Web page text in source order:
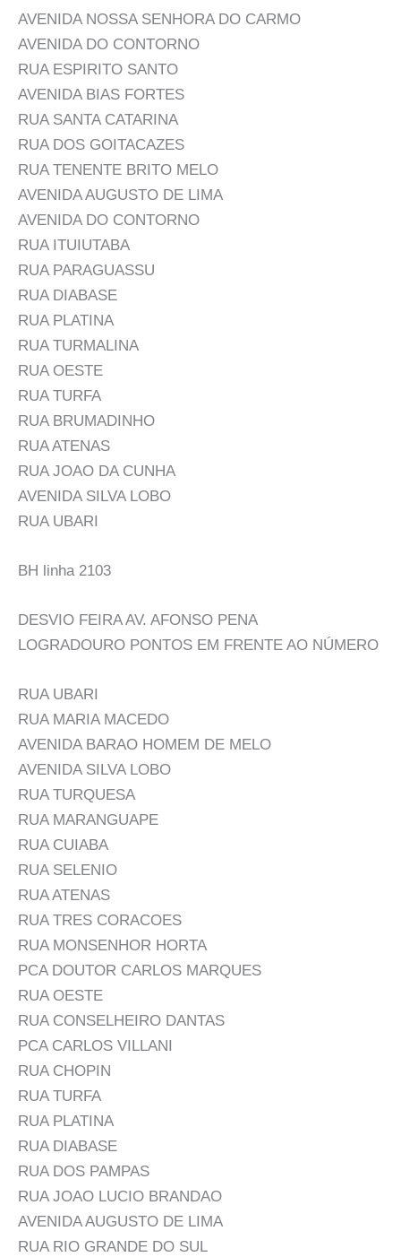
AVENIDA NOSSA SENHORA DO CARMO
AVENIDA DO CONTORNO
RUA ESPIRITO SANTO
AVENIDA BIAS FORTES
RUA SANTA CATARINA
RUA DOS GOITACAZES
RUA TENENTE BRITO MELO
AVENIDA AUGUSTO DE LIMA
AVENIDA DO CONTORNO
RUA ITUIUTABA
RUA PARAGUASSU
RUA DIABASE
RUA PLATINA
RUA TURMALINA
RUA OESTE
RUA TURFA
RUA BRUMADINHO
RUA ATENAS
RUA JOAO DA CUNHA
AVENIDA SILVA LOBO
RUA UBARI
BH linha 2103
DESVIO FEIRA AV. AFONSO PENA
LOGRADOURO PONTOS EM FRENTE AO NÚMERO
RUA UBARI
RUA MARIA MACEDO
AVENIDA BARAO HOMEM DE MELO
AVENIDA SILVA LOBO
RUA TURQUESA
RUA MARANGUAPE
RUA CUIABA
RUA SELENIO
RUA ATENAS
RUA TRES CORACOES
RUA MONSENHOR HORTA
PCA DOUTOR CARLOS MARQUES
RUA OESTE
RUA CONSELHEIRO DANTAS
PCA CARLOS VILLANI
RUA CHOPIN
RUA TURFA
RUA PLATINA
RUA DIABASE
RUA DOS PAMPAS
RUA JOAO LUCIO BRANDAO
AVENIDA AUGUSTO DE LIMA
RUA RIO GRANDE DO SUL